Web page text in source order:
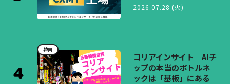
2026.07.28 (火)
韓国
コリアインサイト AIチ
ップの本当のボトルネ
ックは「基板」にある